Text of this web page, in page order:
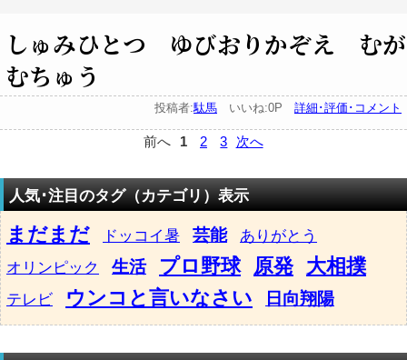
しゅみひとつ ゆびおりかぞえ むが
むちゅう
投稿者:駄馬 いいね:0P 詳細･評価･コメント
前へ 1 2 3 次へ
人気･注目のタグ（カテゴリ）表示
まだまだ ドッコイ暑 芸能
ありがとう
オリンピック
生活 プロ野球 原発 大相撲
テレビ ウンコと言いなさい 日向翔陽